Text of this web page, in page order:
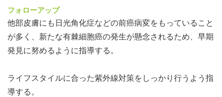
フォローアップ
他部皮膚にも日光角化症などの前癌病変をもっていること
が多く、新たな有棘細胞癌の発生が懸念されるため、早期
発見に努めるように指導する。
ライフスタイルに合った紫外線対策をしっかり行うよう指
導する。